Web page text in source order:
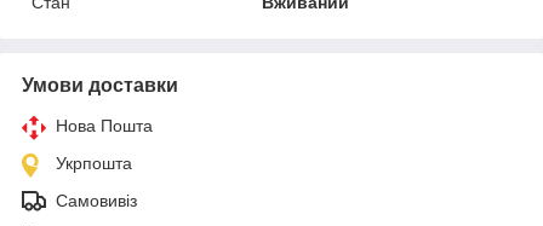
Умови доставки
Нова Пошта
Укрпошта
Самовивіз